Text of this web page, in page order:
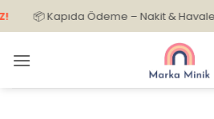
İçeriğe
atla
📦 Kapıda Ödeme – Nakit & Havale/EFT